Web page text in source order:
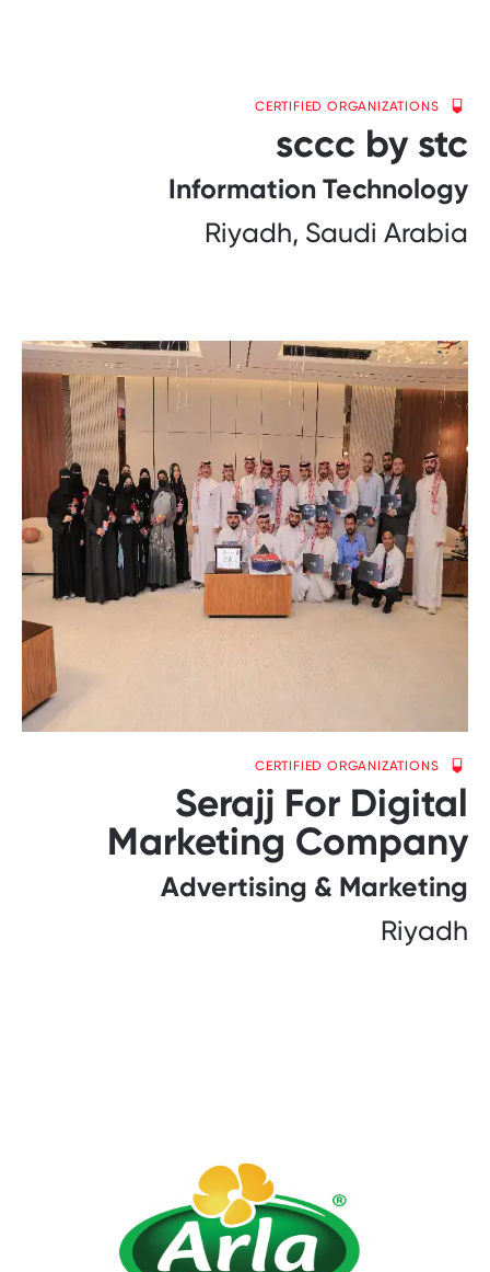
CERTIFIED ORGANIZATIONS
sccc by stc
Information Technology
Riyadh, Saudi Arabia
CERTIFIED ORGANIZATIONS
Serajj For Digital
Marketing Company
Advertising & Marketing
Riyadh